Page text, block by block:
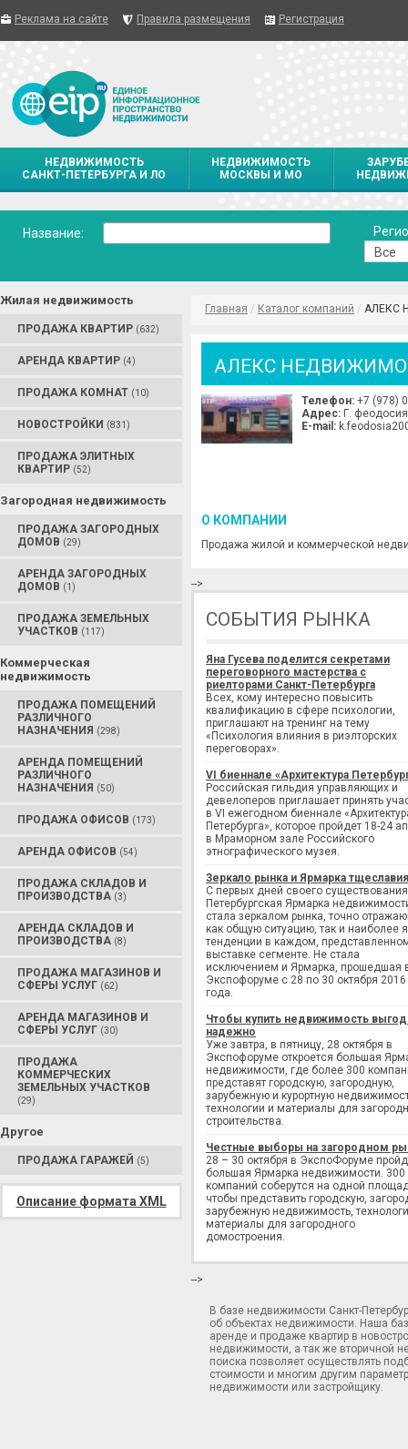
Реклама на сайте Правила размещения Регистрация
НЕДВИЖИМОСТЬ
САНКТ-ПЕТЕРБУРГА И ЛО
НЕДВИЖИМОСТЬ
МОСКВЫ И МО
Название:
Жилая недвижимость
ПРОДАЖА КВАРТИР (632)
АРЕНДА КВАРТИР (4)
ПРОДАЖА КОМНАТ (10)
НОВОСТРОЙКИ (831)
ПРОДАЖА ЭЛИТНЫХ
КВАРТИР (52)
Загородная недвижимость
ПРОДАЖА ЗАГОРОДНЫХ
ДОМОВ (29)
АРЕНДА ЗАГОРОДНЫХ
ДОМОВ (1)
ПРОДАЖА ЗЕМЕЛЬНЫХ
УЧАСТКОВ (117)
Коммерческая
недвижимость
ПРОДАЖА ПОМЕЩЕНИЙ
РАЗЛИЧНОГО
НАЗНАЧЕНИЯ (298)
АРЕНДА ПОМЕЩЕНИЙ
РАЗЛИЧНОГО
НАЗНАЧЕНИЯ (50)
ПРОДАЖА ОФИСОВ (173)
АРЕНДА ОФИСОВ (54)
ПРОДАЖА СКЛАДОВ И
ПРОИЗВОДСТВА (3)
АРЕНДА СКЛАДОВ И
ПРОИЗВОДСТВА (8)
ПРОДАЖА МАГАЗИНОВ И
СФЕРЫ УСЛУГ (62)
АРЕНДА МАГАЗИНОВ И
СФЕРЫ УСЛУГ (30)
ПРОДАЖА
КОММЕРЧЕСКИХ
ЗЕМЕЛЬНЫХ УЧАСТКОВ
(29)
Другое
ПРОДАЖА ГАРАЖЕЙ (5)
Описание формата XML
Главная / Каталог компаний / АЛЕКС
АЛЕКС
Телефон: +7 (978)
Адрес: Г.
E-mail:
О КОМПАНИИ
Продажа жилой и коммерческой
-->
СОБЫТИЯ РЫНКА
Яна Гусева поделится секретами
переговорного мастерства с
риелторами Санкт-Петербурга
Всех, кому интересно повысить
квалификацию в сфере психологии,
приглашают на тренинг на тему
«Психология влияния в риэлторских
переговорах».
VI биеннале «Архитектура
Российская гильдия управляющих и
девелоперов приглашает принять
в VI ежегодном биеннале
Петербурга», которое пройдет 18-24
в Мраморном зале Российского
этнографического музея.
Зеркало рынка и Ярмарка тщеславия
С первых дней своего существования
Петербургская Ярмарка
стала зеркалом рынка, точно
как общую ситуацию, так и наиболее
тенденции в каждом,
выставке сегменте. Не стала
исключением и Ярмарка, прошедшая
Экспофоруме с 28 по 30 октября 2016
года.
Чтобы купить недвижимость
надежно
Уже завтра, в пятницу, 28 октября в
Экспофоруме откроется большая
недвижимости, где более 300
представят городскую, загородную,
зарубежную и курортную
технологии и материалы для
строительства.
Честные выборы на загородном
28 – 30 октября в ЭкспоФоруме
большая Ярмарка недвижимости. 300
компаний соберутся на одной
чтобы представить городскую,
зарубежную недвижимость,
материалы для загородного
домостроения.
-->
В базе недвижимости Санкт-
об объектах недвижимости. Наша
аренде и продаже квартир в
недвижимости, а так же вторичной
поиска позволяет осуществлять
стоимости и многим другим
недвижимости или застройщику.